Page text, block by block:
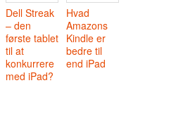
Dell Streak
– den
første tablet
til at
konkurrere
med iPad?
Hvad
Amazons
Kindle er
bedre til
end iPad